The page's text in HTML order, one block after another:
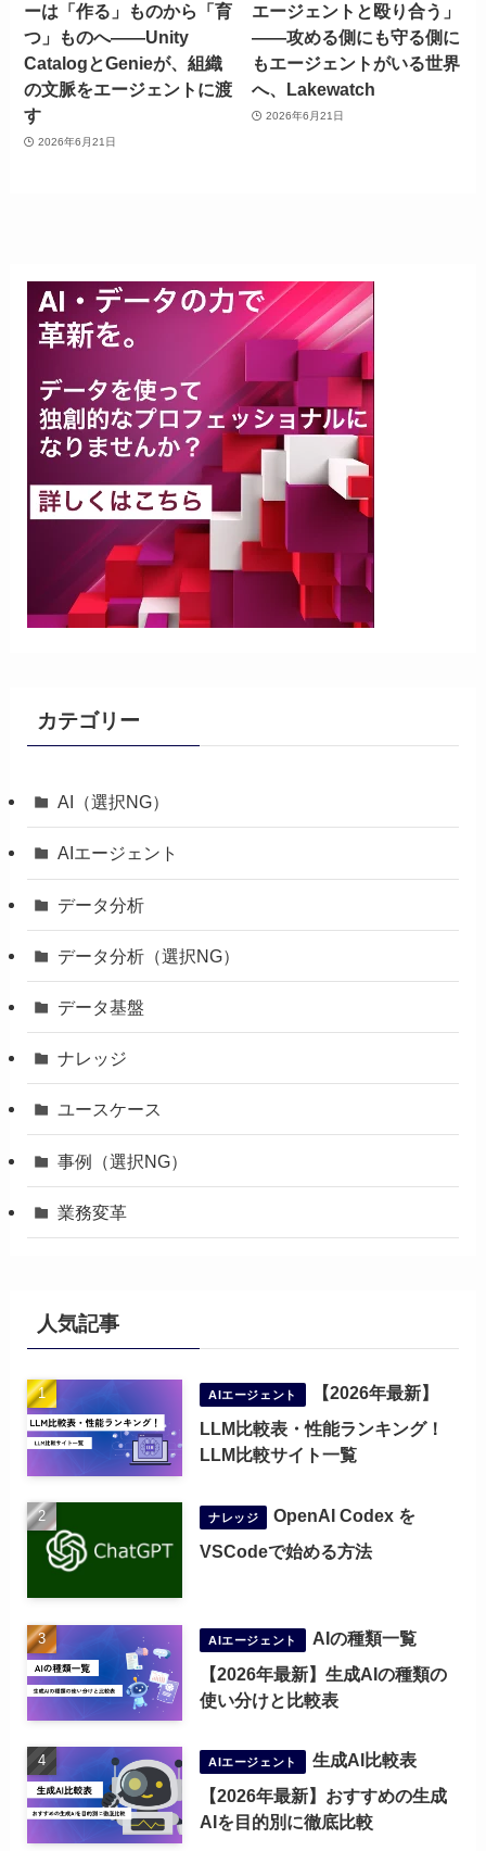
ーは「作る」ものから「育
つ」ものへ——Unity
CatalogとGenieが、組織
の文脈をエージェントに渡
す
2026年6月21日
エージェントと殴り合う」
——攻める側にも守る側に
もエージェントがいる世界
へ、Lakewatch
2026年6月21日
カテゴリー
AI（選択NG）
AIエージェント
データ分析
データ分析（選択NG）
データ基盤
ナレッジ
ユースケース
事例（選択NG）
業務変革
人気記事
AIエージェント
【2026年最新】
LLM比較表・性能ランキング！
LLM比較サイト一覧
ナレッジ
OpenAI Codex を
VSCodeで始める方法
AIエージェント
AIの種類一覧
【2026年最新】生成AIの種類の
使い分けと比較表
AIエージェント
生成AI比較表
【2026年最新】おすすめの生成
AIを目的別に徹底比較